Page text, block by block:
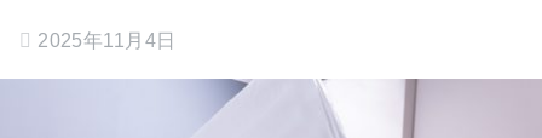
2025年11月4日